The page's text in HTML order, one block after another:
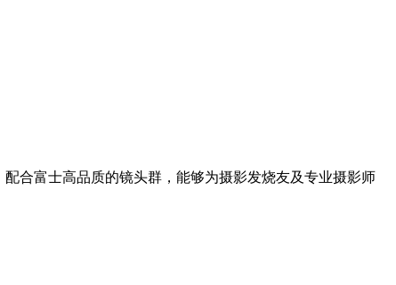
合富士高品质的镜头群，能够为摄影发烧友及专业摄影师